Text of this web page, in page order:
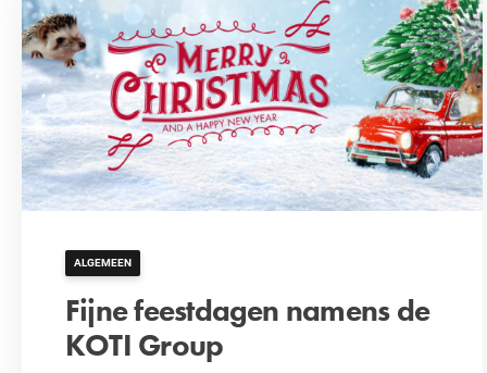
ALGEMEEN
Fijne feestdagen namens de
KOTI Group